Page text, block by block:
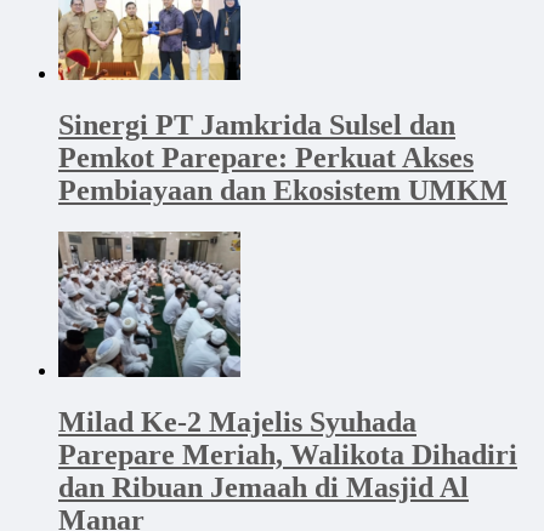
Sinergi PT Jamkrida Sulsel dan
Pemkot Parepare: Perkuat Akses
Pembiayaan dan Ekosistem UMKM
Milad Ke-2 Majelis Syuhada
Parepare Meriah, Walikota Dihadiri
dan Ribuan Jemaah di Masjid Al
Manar